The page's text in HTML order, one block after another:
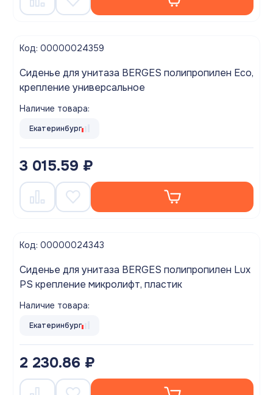
Код: 00000024359
Сиденье для унитаза BERGES полипропилен Eco,
крепление универсальное
Наличие товара:
Екатеринбург
3 015.59 ₽
Код: 00000024343
Сиденье для унитаза BERGES полипропилен Lux
PS крепление микролифт, пластик
Наличие товара:
Екатеринбург
2 230.86 ₽